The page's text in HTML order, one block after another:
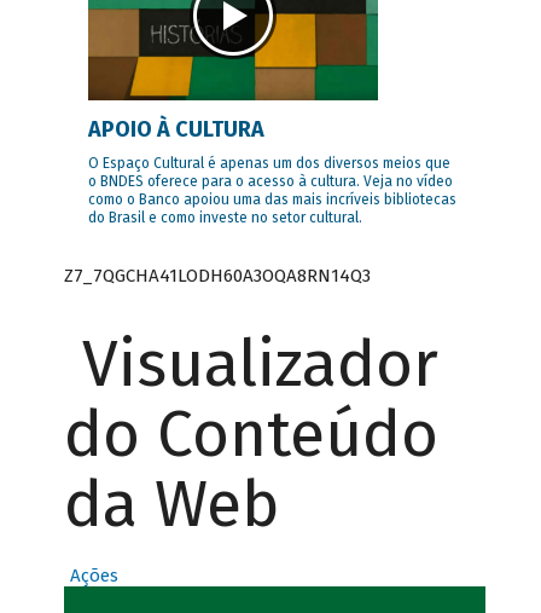
APOIO À CULTURA
O Espaço Cultural é apenas um dos diversos meios que
o BNDES oferece para o acesso à cultura. Veja no vídeo
como o Banco apoiou uma das mais incríveis bibliotecas
do Brasil e como investe no setor cultural.
Z7_7QGCHA41LODH60A3OQA8RN14Q3
Visualizador
do Conteúdo
da Web
Ações